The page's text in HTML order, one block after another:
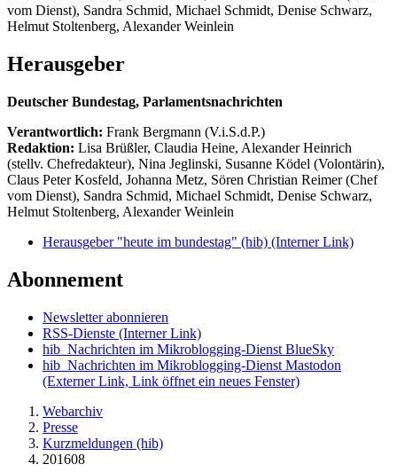
vom Dienst), Sandra Schmid, Michael Schmidt, Denise Schwarz,
Helmut Stoltenberg, Alexander Weinlein
Herausgeber
Deutscher Bundestag, Parlamentsnachrichten
Verantwortlich: Frank Bergmann (V.i.S.d.P.)
Redaktion: Lisa Brüßler, Claudia Heine, Alexander Heinrich
(stellv. Chefredakteur), Nina Jeglinski, Susanne Ködel (Volontärin),
Claus Peter Kosfeld, Johanna Metz, Sören Christian Reimer (Chef
vom Dienst), Sandra Schmid, Michael Schmidt, Denise Schwarz,
Helmut Stoltenberg, Alexander Weinlein
Herausgeber "heute im bundestag" (hib) (Interner Link)
Abonnement
Newsletter abonnieren
RSS-Dienste (Interner Link)
hib_Nachrichten im Mikroblogging-Dienst BlueSky
hib_Nachrichten im Mikroblogging-Dienst Mastodon
(Externer Link, Link öffnet ein neues Fenster)
Webarchiv
Presse
Kurzmeldungen (hib)
201608